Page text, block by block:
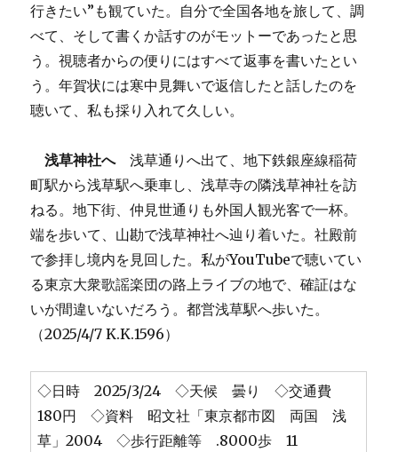
行きたい”も観ていた。自分で全国各地を旅して、調
べて、そして書くか話すのがモットーであったと思
う。視聴者からの便りにはすべて返事を書いたとい
う。年賀状には寒中見舞いで返信したと話したのを
聴いて、私も採り入れて久しい。
浅草神社へ浅草通りへ出て、地下鉄銀座線稲荷
町駅から浅草駅へ乗車し、浅草寺の隣浅草神社を訪
ねる。地下街、仲見世通りも外国人観光客で一杯。
端を歩いて、山勘で浅草神社へ辿り着いた。社殿前
で参拝し境内を見回した。私がYouTubeで聴いてい
る東京大衆歌謡楽団の路上ライブの地で、確証はな
いが間違いないだろう。都営浅草駅へ歩いた。
（2025/4/7 K.K.1596）
◇日時 2025/3/24 ◇天候 曇り ◇交通費
180円 ◇資料 昭文社「東京都市図 両国 浅
草」2004 ◇歩行距離等 .8000歩 11